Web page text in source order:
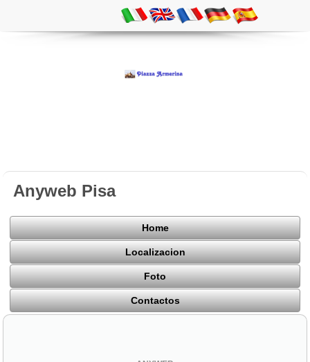
Anyweb Pisa
Home
Localizacion
Foto
Contactos